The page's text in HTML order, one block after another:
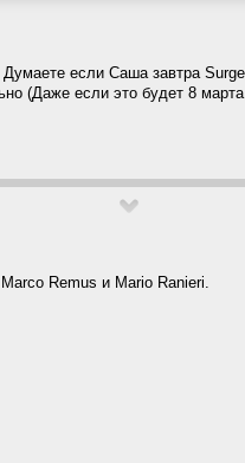
если Саша завтра
(Даже если это будет 8
Remus и Mario Ranieri.